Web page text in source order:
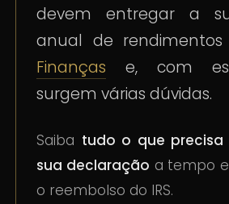
devem entregar a
anual de
Finanças e, com
surgem várias dúvidas.
Saiba tudo o que
sua declaração a tempo
o reembolso do IRS.